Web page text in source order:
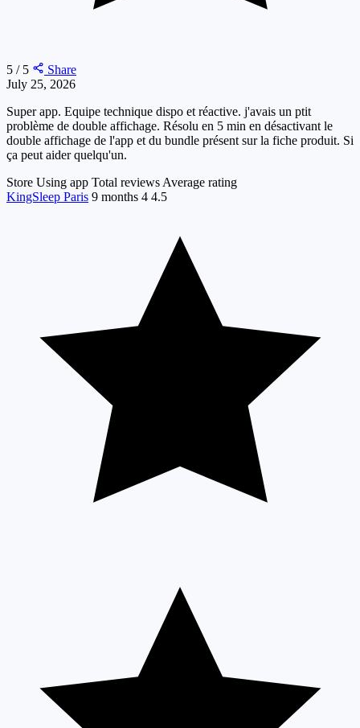
5 / 5
Share
July 25, 2026
Super app. Equipe technique dispo et réactive. j'avais un ptit
problème de double affichage. Résolu en 5 min en désactivant le
double affichage de l'app et du bundle présent sur la fiche produit. Si
ça peut aider quelqu'un.
Store Using app Total reviews Average rating
KingSleep Paris 9 months 4 4.5